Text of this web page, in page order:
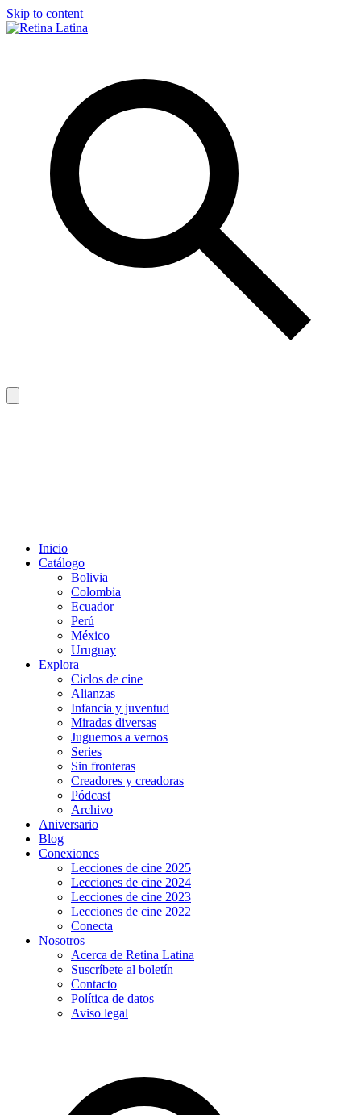
Skip to content
Inicio
Catálogo
Bolivia
Colombia
Ecuador
Perú
México
Uruguay
Explora
Ciclos de cine
Alianzas
Infancia y juventud
Miradas diversas
Juguemos a vernos
Series
Sin fronteras
Creadores y creadoras
Pódcast
Archivo
Aniversario
Blog
Conexiones
Lecciones de cine 2025
Lecciones de cine 2024
Lecciones de cine 2023
Lecciones de cine 2022
Conecta
Nosotros
Acerca de Retina Latina
Suscríbete al boletín
Contacto
Política de datos
Aviso legal